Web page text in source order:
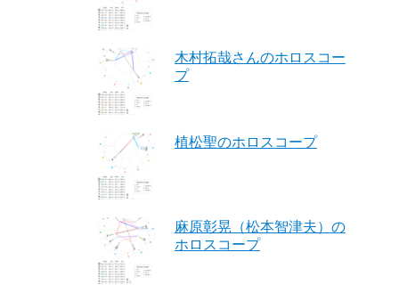
木村拓哉さんのホロスコー
プ
植松聖のホロスコープ
麻原彰晃（松本智津夫）の
ホロスコープ